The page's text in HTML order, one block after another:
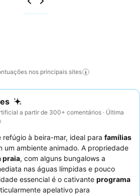
nos principais sites
a partir de 300+ comentários · Última
refúgio à beira-mar, ideal para famílias
um ambiente animado. A propriedade
praia, com alguns bungalows a
nas águas límpidas e pouco
essencial é o cativante programa
apelativo para